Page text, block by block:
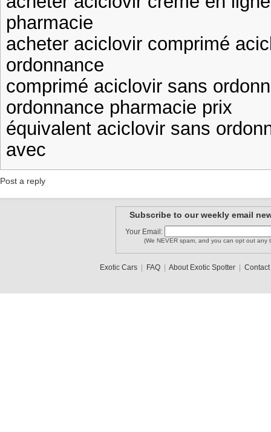
pharmacie
acheter aciclovir comprimé
ordonnance
comprimé aciclovir sans
ordonnance pharmacie prix
équivalent aciclovir sans
avec
Post a reply
Subscribe to our weekly email
Your Email:
(We NEVER spam, and you can opt out any
Exotic Cars| FAQ| About Exotic Spotter| Contact